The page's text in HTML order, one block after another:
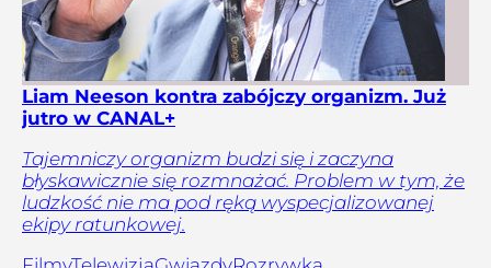
Liam Neeson kontra zabójczy organizm. Już
jutro w CANAL+
Tajemniczy organizm budzi się i zaczyna
błyskawicznie się rozmnażać. Problem w tym, że
ludzkość nie ma pod ręką wyspecjalizowanej
ekipy ratunkowej.